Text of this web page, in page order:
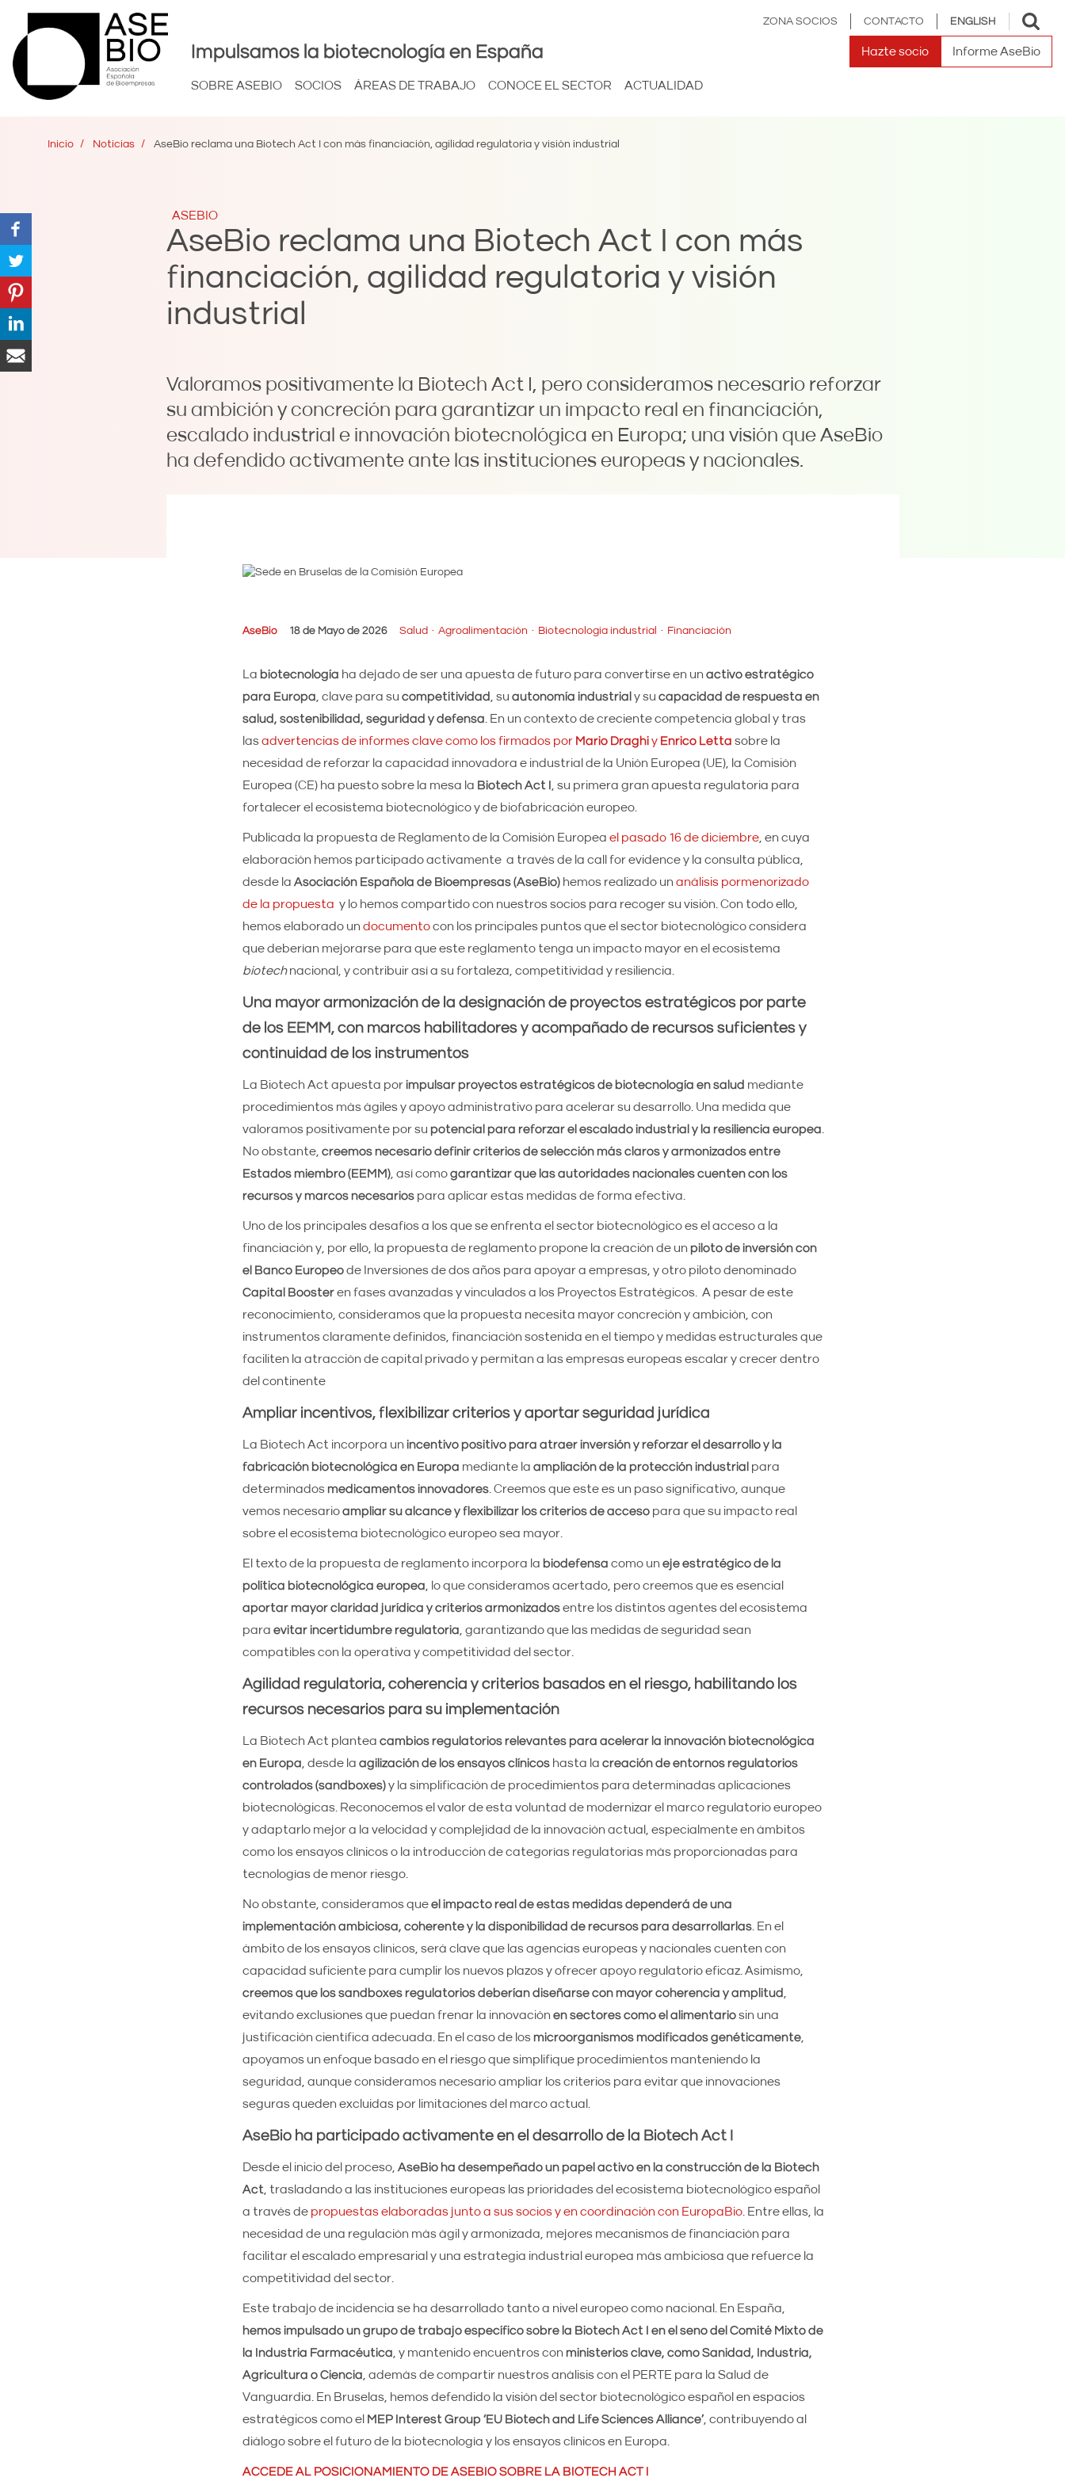
ZONA SOCIOS CONTACTO ENGLISH
Toggle
search
Impulsamos la biotecnología en España Hazte socio Informe AseBio
SOBRE ASEBIO SOCIOS ÁREAS DE TRABAJO CONOCE EL SECTOR ACTUALIDAD
Inicio Noticias AseBio reclama una Biotech Act I con más financiación, agilidad regulatoria y visión industrial
ASEBIO
AseBio reclama una Biotech Act I con más
financiación, agilidad regulatoria y visión
industrial
Valoramos positivamente la Biotech Act I, pero consideramos necesario reforzar
su ambición y concreción para garantizar un impacto real en financiación,
escalado industrial e innovación biotecnológica en Europa; una visión que AseBio
ha defendido activamente ante las instituciones europeas y nacionales.
AseBio 18 de Mayo de 2026 Salud Agroalimentación Biotecnología industrial Financiación
La biotecnología ha dejado de ser una apuesta de futuro para convertirse en un activo estratégico
para Europa , clave para su competitividad , su autonomía industrial y su capacidad de respuesta en
salud, sostenibilidad, seguridad y defensa . En un contexto de creciente competencia global y tras
lasadvertencias de informes clave como los firmados por Mario Draghiy Enrico Letta sobre la
necesidad de reforzar la capacidad innovadora e industrial de la Unión Europea (UE), la Comisión
Europea (CE) ha puesto sobre la mesa la Biotech Act I , su primera gran apuesta regulatoria para
fortalecer el ecosistema biotecnológico y de biofabricación europeo.
Publicada la propuesta de Reglamento de la Comisión Europea el pasado 16 de diciembre, en cuya
elaboración hemos participado activamente a través de la call for evidence y la consulta pública,
desde la Asociación Española de Bioempresas (AseBio) hemos realizado un análisis pormenorizado
de la propuesta y lo hemos compartido con nuestros socios para recoger su visión. Con todo ello,
hemos elaborado un documentocon los principales puntos que el sector biotecnológico considera
que deberían mejorarse para que este reglamento tenga un impacto mayor en el ecosistema
biotechnacional, y contribuir así a su fortaleza, competitividad y resiliencia.
Una mayor armonización de la designación de proyectos estratégicos por parte
de los EEMM, con marcos habilitadores y acompañado de recursos suficientes y
continuidad de los instrumentos
La Biotech Act apuesta porimpulsar proyectos estratégicos de biotecnología en salud mediante
procedimientos más ágiles y apoyo administrativo para acelerar su desarrollo. Una medida que
valoramos positivamente por su potencial para reforzar el escalado industrial y la resiliencia europea
No obstante, creemos necesario definir criterios de selección más claros y armonizados entre
Estados miembro (EEMM), así comogarantizar que las autoridades nacionales cuenten con los
recursos y marcos necesariospara aplicar estas medidas de forma efectiva.
Uno de los principales desafíos a los que se enfrenta el sector biotecnológico es el acceso a la
financiación y, por ello, la propuesta de reglamento propone la creación de un piloto de inversión con
el Banco Europeode Inversiones de dos años para apoyar a empresas, y otro piloto denominado
Capital Boosteren fases avanzadas y vinculados a los Proyectos Estratégicos. A pesar de este
reconocimiento, consideramos que la propuesta necesita mayor concreción y ambición, con
instrumentos claramente definidos, financiación sostenida en el tiempo y medidas estructurales que
faciliten la atracción de capital privado y permitan a las empresas europeas escalar y crecer dentro
del continente
Ampliar incentivos, flexibilizar criterios y aportar seguridad jurídica
La Biotech Act incorpora un incentivo positivo para atraer inversión y reforzar el desarrollo y la
fabricación biotecnológica en Europa mediante la ampliación de la protección industrial para
determinadosmedicamentos innovadores. Creemos que este es un paso significativo, aunque
vemos necesarioampliar su alcance y flexibilizar los criterios de accesopara que su impacto real
sobre el ecosistema biotecnológico europeo sea mayor.
El texto de la propuesta de reglamento incorpora la biodefensa como un eje estratégico de la
política biotecnológica europea , lo que consideramos acertado, pero creemos que es esencial
aportar mayor claridad jurídica y criterios armonizadosentre los distintos agentes del ecosistema
para evitar incertidumbre regulatoria , garantizando que las medidas de seguridad sean
compatibles con la operativa y competitividad del sector.
Agilidad regulatoria, coherencia y criterios basados en el riesgo, habilitando los
recursos necesarios para su implementación
La Biotech Act plantea cambios regulatorios relevantes para acelerar la innovación biotecnológica
en Europa , desde la agilización de los ensayos clínicoshasta la creación de entornos regulatorios
controlados (sandboxes)y la simplificación de procedimientos para determinadas aplicaciones
biotecnológicas. Reconocemos el valor de esta voluntad de modernizar el marco regulatorio europeo
y adaptarlo mejor a la velocidad y complejidad de la innovación actual, especialmente en ámbitos
como los ensayos clínicos o la introducción de categorías regulatorias más proporcionadas para
tecnologías de menor riesgo.
No obstante, consideramos queel impacto real de estas medidas dependerá de una
implementación ambiciosa, coherente y la disponibilidad de recursos para desarrollarlas. En el
ámbito de los ensayos clínicos, será clave que las agencias europeas y nacionales cuenten con
capacidad suficiente para cumplir los nuevos plazos y ofrecer apoyo regulatorio eficaz. Asimismo,
creemos que los sandboxes regulatorios deberían diseñarse con mayor coherencia y amplitud
evitando exclusiones que puedan frenar la innovación en sectores como el alimentariosin una
justificación científica adecuada. En el caso de losmicroorganismos modificados genéticamente,
apoyamos un enfoque basado en el riesgo que simplifique procedimientos manteniendo la
seguridad, aunque consideramos necesario ampliar los criterios para evitar que innovaciones
seguras queden excluidas por limitaciones del marco actual.
AseBio ha participado activamente en el desarrollo de la Biotech Act I
Desde el inicio del proceso, AseBio ha desempeñado un papel activo en la construcción de la Biotech
Act , trasladando a las instituciones europeas las prioridades del ecosistema biotecnológico español
a través de propuestas elaboradas junto a sus socios y en coordinación con EuropaBio. Entre ellas, la
necesidad de una regulación más ágil y armonizada, mejores mecanismos de financiación para
facilitar el escalado empresarial y una estrategia industrial europea más ambiciosa que refuerce la
competitividad del sector.
Este trabajo de incidencia se ha desarrollado tanto a nivel europeo como nacional. En España,
hemos impulsado un grupo de trabajo específico sobre la Biotech Act I en el seno del Comité Mixto de
la Industria Farmacéutica , y mantenido encuentros con ministerios clave, como Sanidad, Industria,
Agricultura o Ciencia , además de compartir nuestros análisis con el PERTE para la Salud de
Vanguardia. En Bruselas, hemos defendido la visión del sector biotecnológico español en espacios
estratégicos como el MEP Interest Group ‘EU Biotech and Life Sciences Alliance’, contribuyendo al
diálogo sobre el futuro de la biotecnología y los ensayos clínicos en Europa.
ACCEDE AL POSICIONAMIENTO DE ASEBIO SOBRE LA BIOTECH ACT I